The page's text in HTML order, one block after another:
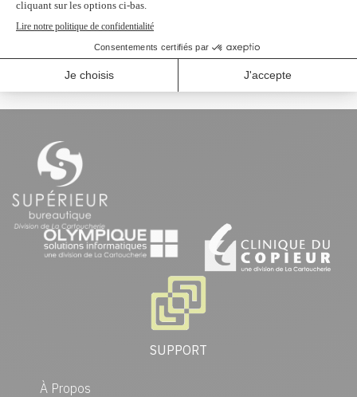
Profitez d'un rabais à l'achat de 2
produits identiques et plus.
SUPPORT
À Propos